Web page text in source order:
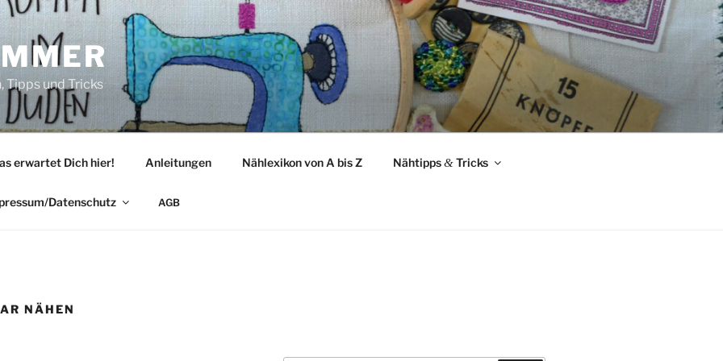
Tipps und Tricks
erwartet Dich hier! Anleitungen Nählexikon von A bis Z Nähtipps&Tricks
Datenschutz AGB
NÄHEN